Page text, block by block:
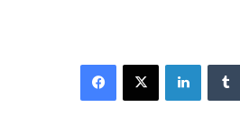
Facebook X Linkedin